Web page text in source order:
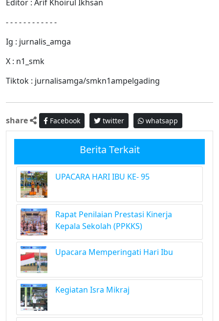
Editor : Arif Khoirul Ikhsan
- - - - - - - - - - - -
Ig : jurnalis_amga
X : n1_smk
Tiktok : jurnalisamga/smkn1ampelgading
share Facebook twitter whatsapp
Berita Terkait
UPACARA HARI IBU KE- 95
Rapat Penilaian Prestasi Kinerja
Kepala Sekolah (PPKKS)
Upacara Memperingati Hari Ibu
Kegiatan Isra Mikraj